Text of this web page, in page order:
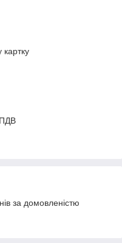
ПДВ
за домовленістю